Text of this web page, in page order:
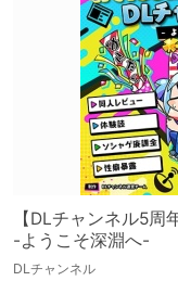
【DLチャンネル5
-ようこそ深淵へ-
DLチャンネル